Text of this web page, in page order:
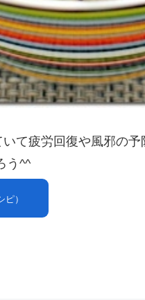
て疲労回復や風邪の
う^^
ピ）